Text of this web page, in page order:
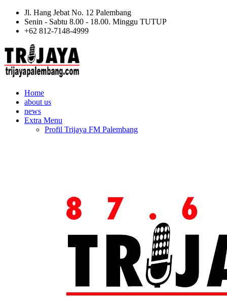
Jl. Hang Jebat No. 12 Palembang
Senin - Sabtu 8.00 - 18.00. Minggu TUTUP
+62 812-7148-4999
Home
about us
news
Extra Menu
Profil Trijaya FM Palembang